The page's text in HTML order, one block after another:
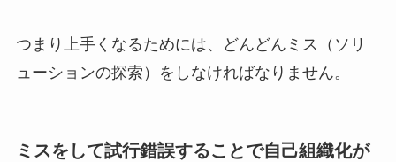
つまり上手くなるためには、どんどんミス（ソリ
ューションの探索）をしなければなりません。
ミスをして試行錯誤することで自己組織化が